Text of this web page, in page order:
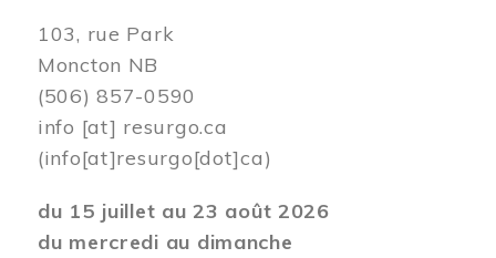
103, rue Park
Moncton NB
(506) 857-0590
info [at] resurgo.ca
(info[at]resurgo[dot]ca)
du 15 juillet au 23 août 2026
du mercredi au dimanche